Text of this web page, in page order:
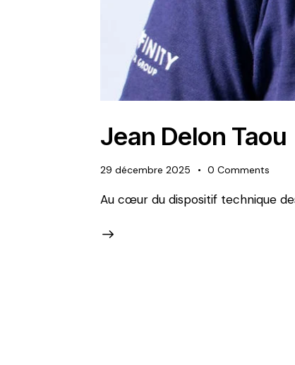
Jean Delon Taou
29 décembre 2025 0 Comments
Au cœur du dispositif technique